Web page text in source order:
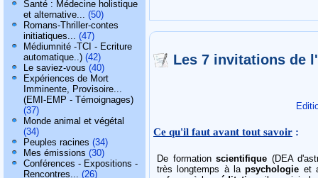
Santé : Médecine holistique
et alternative... (50)
Romans-Thriller-contes
initiatiques... (47)
Médiumnité -TCI - Ecriture
automatique..) (42)
Le saviez-vous (40)
Expériences de Mort
Imminente, Provisoire...
(EMI-EMP - Témoignages)
(37)
Monde animal et végétal
(34)
Peuples racines (34)
Mes émissions (30)
Conférences - Expositions -
Rencontres... (26)
Les 7 invitations de
Ce qu'il faut avant tout savoir :
De formationscientifique (DEA
très longtemps à lapsychologie et